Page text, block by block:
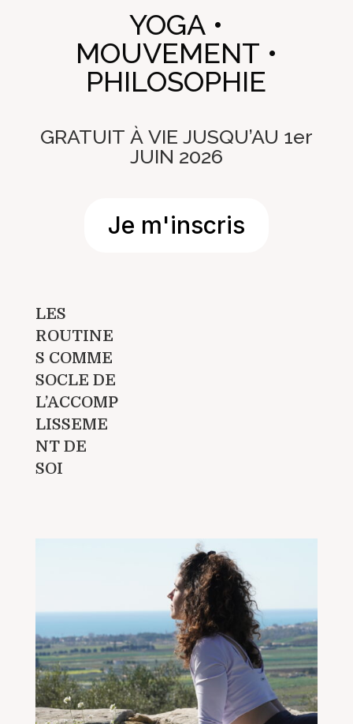
YOGA •
MOUVEMENT •
PHILOSOPHIE
GRATUIT À VIE JUSQU’AU 1er
JUIN 2026
Je m'inscris
LES
ROUTINE
S COMME
SOCLE DE
L’ACCOMP
LISSEME
NT DE
SOI